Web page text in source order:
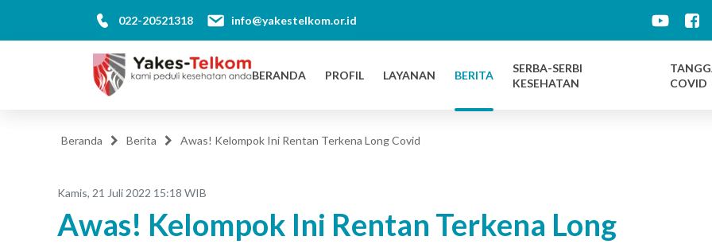
022-20521318 info@yakestelkom.or.id
BERANDA PROFIL LAYANAN BERITA
SERBA-SERBI
KESEHATAN
COVID
Beranda Berita Awas! Kelompok Ini Rentan Terkena Long Covid
Kamis, 21 Juli 2022 15:18 WIB
Awas! Kelompok Ini Rentan Terkena Long